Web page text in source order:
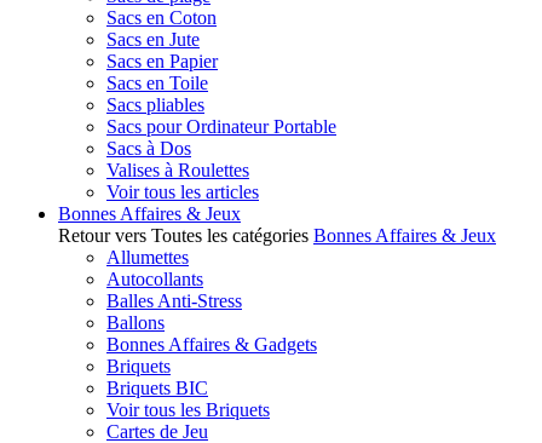
Sacs en Coton
Sacs en Jute
Sacs en Papier
Sacs en Toile
Sacs pliables
Sacs pour Ordinateur Portable
Sacs à Dos
Valises à Roulettes
Voir tous les articles
Bonnes Affaires & Jeux
Retour vers Toutes les catégories Bonnes Affaires & Jeux
Allumettes
Autocollants
Balles Anti-Stress
Ballons
Bonnes Affaires & Gadgets
Briquets
Briquets BIC
Voir tous les Briquets
Cartes de Jeu